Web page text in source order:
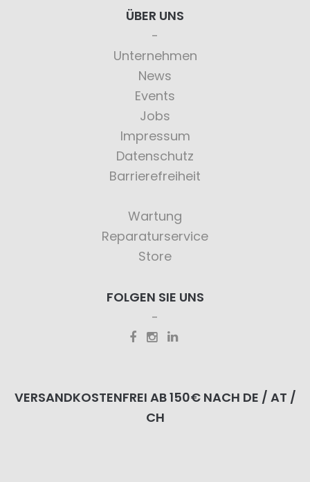
ÜBER UNS
Unternehmen
News
Events
Jobs
Impressum
Datenschutz
Barrierefreiheit
Wartung
Reparaturservice
Store
FOLGEN SIE UNS
VERSANDKOSTENFREI AB 150€ NACH DE / AT /
CH